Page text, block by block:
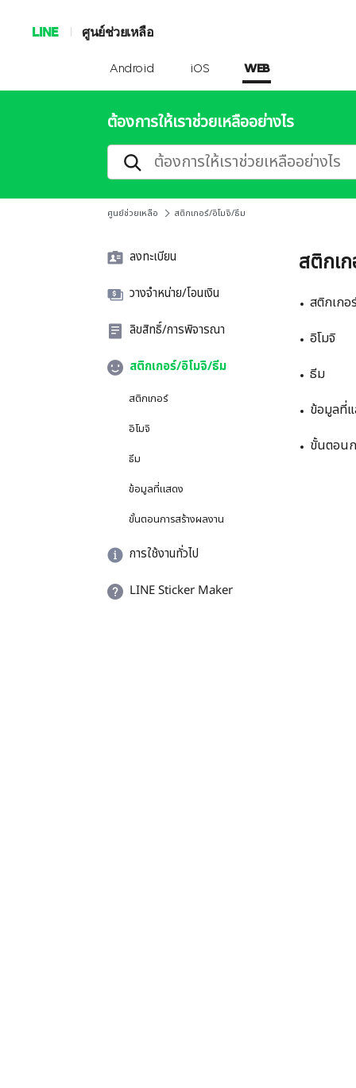
LINE ศูนย์ช่วยเหลือ
Android iOS WEB
ต้องการให้เราช่วยเหลืออย่างไร
ศูนย์ช่วยเหลือ สติกเกอร์/อิโมจิ/ธีม
ลงทะเบียน
วางจำหน่าย/โอนเงิน
ลิขสิทธิ์/การพิจารณา
สติกเกอร์/อิโมจิ/ธีม
สติกเกอร์
อิโมจิ
ธีม
ข้อมูลที่แสดง
ขั้นตอนการสร้างผลงาน
การใช้งานทั่วไป
LINE Sticker Maker
สติกเ
สติกเกอ
อิโมจิ
ธีม
ข้อมูลที่
ขั้นตอน